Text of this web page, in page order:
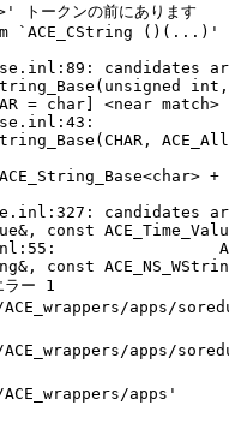
ークンの前にあります
`ACE_CString ()(...)'
candidates
= char] <near match>
candidates
const
const
ー 1
apps/
apps/
apps'